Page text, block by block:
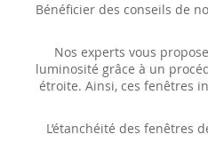
Bénéficier des conseils de
Nos experts vous
luminosité grâce à un
étroite. Ainsi, ces fenêtres
L’étanchéité des fenêtres